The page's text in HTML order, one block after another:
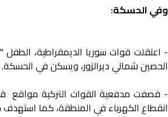
وفي الحسكة:
- اعتقلت قوات سوريا الديمقراطية،
الحصين شمالي ديرالزور، ويسكن في الحسكة.
- قصفت مدفعية القوات التركية مواقع
انقطاع الكهرباء في المنطقة، كما